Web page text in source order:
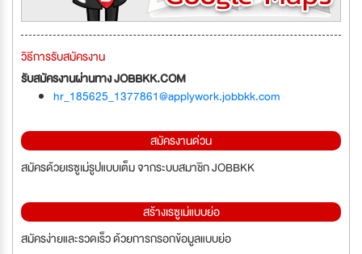
วิธีการรับสมัครงาน
รับสมัครงานผ่านทาง JOBBKK.COM
hr_185625_1377861@applywork.jobbkk.com
สมัครงานด่วน
สมัครด้วยเรซูเม่รูปแบบเต็ม จากระบบสมาชิก JOBBKK
สร้างเรซูเม่แบบย่อ
สมัครง่ายและรวดเร็ว ด้วยการกรอกข้อมูลแบบย่อ